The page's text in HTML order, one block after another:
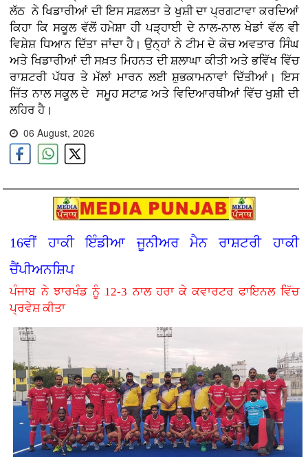
ਲੱਠ ਨੇ ਖਿਡਾਰੀਆਂ ਦੀ ਇਸ ਸਫ਼ਲਤਾ ਤੇ ਖੁਸ਼ੀ ਦਾ ਪ੍ਰਗਟਾਵਾ ਕਰਦਿਆਂ
ਕਿਹਾ ਕਿ ਸਕੂਲ ਵੱਲੋਂ ਹਮੇਸ਼ਾ ਹੀ ਪੜ੍ਹਾਈ ਦੇ ਨਾਲ-ਨਾਲ ਖੇਡਾਂ ਵੱਲ ਵੀ
ਵਿਸ਼ੇਸ਼ ਧਿਆਨ ਦਿੱਤਾ ਜਾਂਦਾ ਹੈ। ਉਨ੍ਹਾਂ ਨੇ ਟੀਮ ਦੇ ਕੋਚ ਅਵਤਾਰ ਸਿੰਘ
ਅਤੇ ਖਿਡਾਰੀਆਂ ਦੀ ਸਖ਼ਤ ਮਿਹਨਤ ਦੀ ਸ਼ਲਾਘਾ ਕੀਤੀ ਅਤੇ ਭਵਿੱਖ ਵਿੱਚ
ਰਾਸ਼ਟਰੀ ਪੱਧਰ ਤੇ ਮੱਲਾਂ ਮਾਰਨ ਲਈ ਸ਼ੁਭਕਾਮਨਾਵਾਂ ਦਿੱਤੀਆਂ। ਇਸ
ਜਿੱਤ ਨਾਲ ਸਕੂਲ ਦੇ ਸਮੂਹ ਸਟਾਫ਼ ਅਤੇ ਵਿਦਿਆਰਥੀਆਂ ਵਿੱਚ ਖੁਸ਼ੀ ਦੀ
ਲਹਿਰ ਹੈ।
06 August, 2026
16ਵੀਂ ਹਾਕੀ ਇੰਡੀਆ ਜੂਨੀਅਰ ਮੈਨ ਰਾਸ਼ਟਰੀ ਹਾਕੀ
ਚੈਂਪੀਅਨਸ਼ਿਪ
ਪੰਜਾਬ ਨੇ ਝਾਰਖੰਡ ਨੂੰ 12-3 ਨਾਲ ਹਰਾ ਕੇ ਕਵਾਰਟਰ ਫਾਇਨਲ ਵਿੱਚ
ਪ੍ਰਵੇਸ਼ ਕੀਤਾ